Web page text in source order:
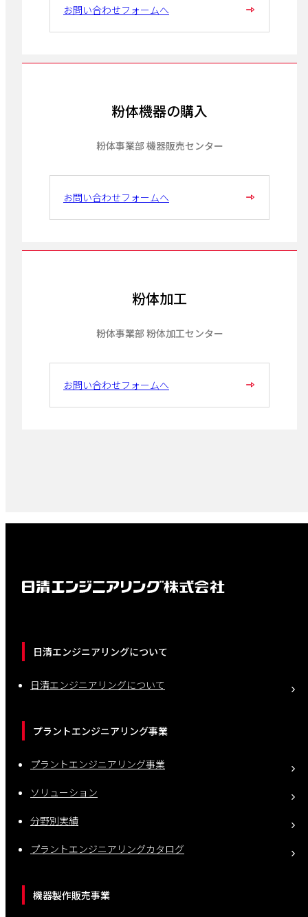
お問い合わせフォームへ
粉体機器の購入
粉体事業部 機器販売センター
お問い合わせフォームへ
粉体加工
粉体事業部 粉体加工センター
お問い合わせフォームへ
日清エンジニアリングについて
日清エンジニアリングについて
プラントエンジニアリング事業
プラントエンジニアリング事業
ソリューション
分野別実績
プラントエンジニアリングカタログ
機器製作販売事業